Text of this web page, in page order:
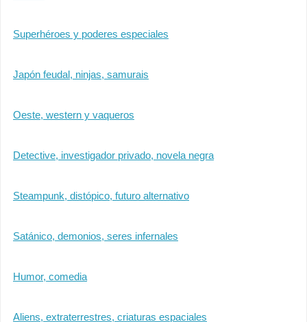
Superhéroes y poderes especiales
Japón feudal, ninjas, samurais
Oeste, western y vaqueros
Detective, investigador privado, novela negra
Steampunk, distópico, futuro alternativo
Satánico, demonios, seres infernales
Humor, comedia
Aliens, extraterrestres, criaturas espaciales